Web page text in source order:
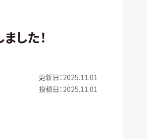
した！
更新日：2025.11.01
投稿日：2025.11.01